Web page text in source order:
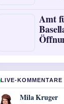
Amt
LIVE-KOMMENTARE
Jonas Wagner